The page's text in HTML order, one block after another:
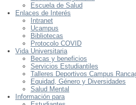
Escuela de Salud
Enlaces de Interés
Intranet
Ucampus
Bibliotecas
Protocolo COVID
Vida Universitaria
Becas y beneficios
Servicios Estudiantiles
Talleres Deportivos Campus
Equidad, Género y Diversidades
Salud Mental
Información para